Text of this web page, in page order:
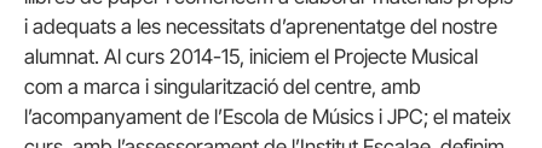
i adequats a les necessitats d’aprenentatge del nostre
alumnat. Al curs 2014-15, iniciem el Projecte Musical
com a marca i singularització del centre, amb
l’acompanyament de l’Escola de Músics i JPC; el mateix